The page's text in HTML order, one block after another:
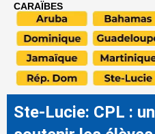
CARAÏBES
Ste-Lucie: CPL :